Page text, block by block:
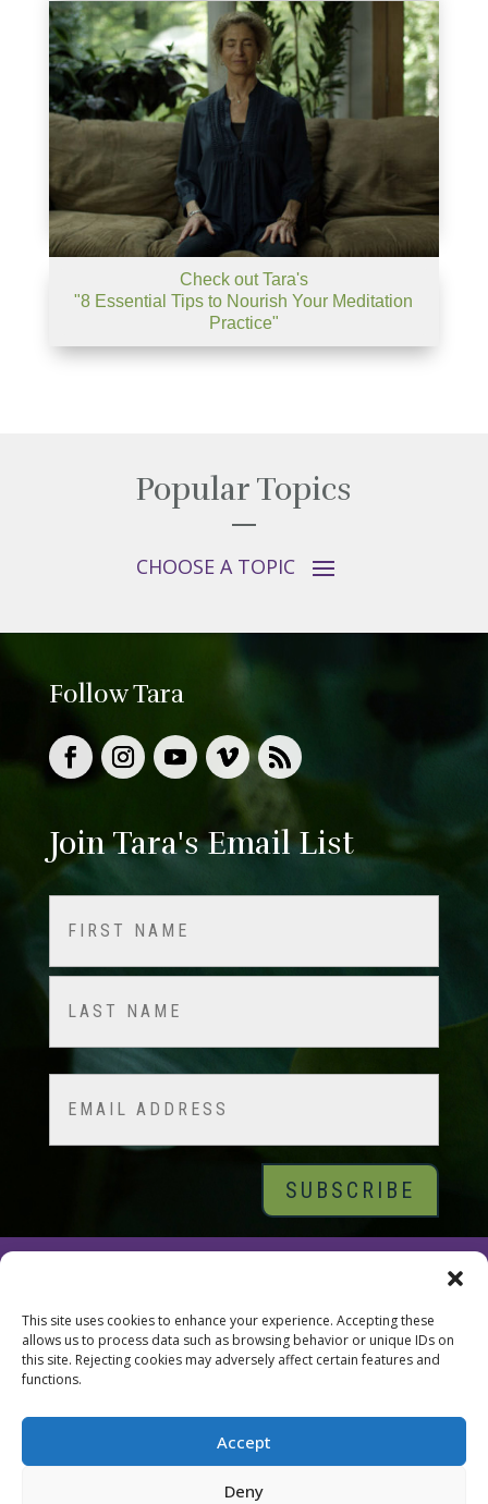
This site uses cookies to enhance your experience. Accepting these
allows us to process data such as browsing behavior or unique IDs on
this site. Rejecting cookies may adversely affect certain features and
functions.
Accept
Deny
Check out Tara's
"8 Essential Tips to Nourish Your Meditation
Practice"
Popular Topics
Follow Tara
Join Tara's Email List